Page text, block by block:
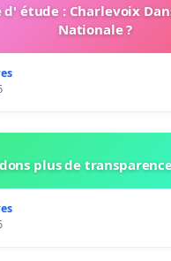
d' étude : Charlevoix
Nationale ?
plus de